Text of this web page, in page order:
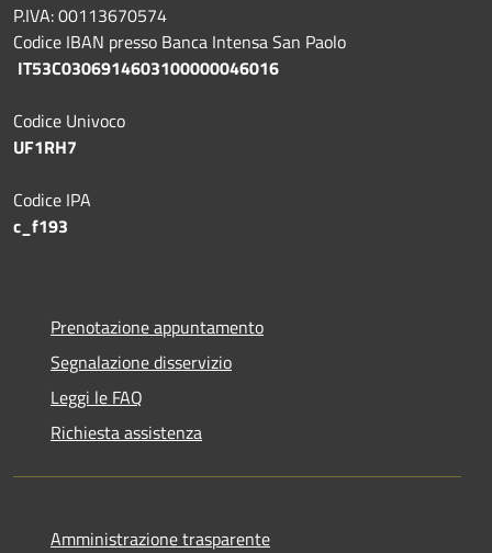
P.IVA: 00113670574
Codice IBAN presso Banca Intensa San Paolo
IT53C0306914603100000046016
Codice Univoco
UF1RH7
Codice IPA
c_f193
Prenotazione appuntamento
Segnalazione disservizio
Leggi le FAQ
Richiesta assistenza
Amministrazione trasparente